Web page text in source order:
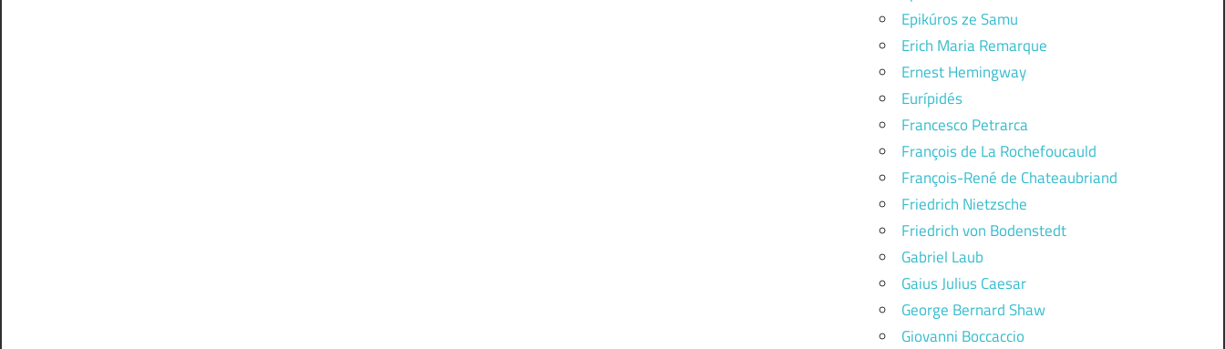
Epikúros ze Samu
Erich Maria Remarque
Ernest Hemingway
Eurípidés
Francesco Petrarca
François de La Rochefoucauld
François-René de Chateaubriand
Friedrich Nietzsche
Friedrich von Bodenstedt
Gabriel Laub
Gaius Julius Caesar
George Bernard Shaw
Giovanni Boccaccio